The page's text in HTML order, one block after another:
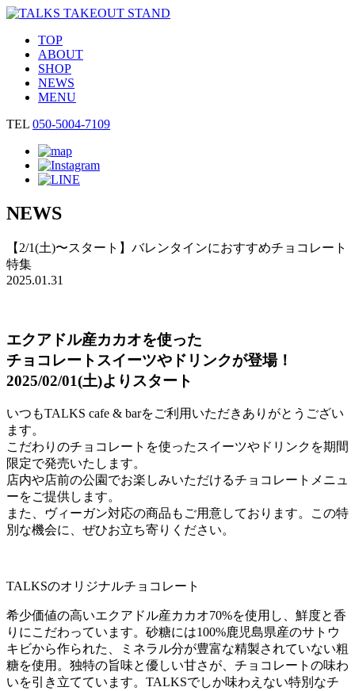
TOP
ABOUT
SHOP
NEWS
MENU
TEL 050-5004-7109
NEWS
【2/1(土)〜スタート】バレンタインにおすすめチョコレート
特集
2025.01.31
エクアドル産カカオを使った
チョコレートスイーツやドリンクが登場！
2025/02/01(土)よりスタート
いつもTALKS cafe & barをご利用いただきありがとうござい
ます。
こだわりのチョコレートを使ったスイーツやドリンクを期間
限定で発売いたします。
店内や店前の公園でお楽しみいただけるチョコレートメニュ
ーをご提供します。
また、ヴィーガン対応の商品もご用意しております。この特
別な機会に、ぜひお立ち寄りください。
TALKSのオリジナルチョコレート
希少価値の高いエクアドル産カカオ70%を使用し、鮮度と香
りにこだわっています。砂糖には100%鹿児島県産のサトウ
キビから作られた、ミネラル分が豊富な精製されていない粗
糖を使用。独特の旨味と優しい甘さが、チョコレートの味わ
いを引き立てています。TALKSでしか味わえない特別なチ